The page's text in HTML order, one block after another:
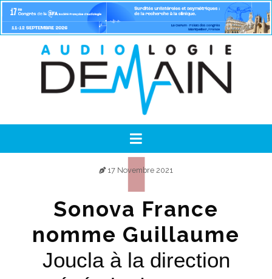
17 Novembre 2021
Sonova France
nomme Guillaume
Joucla à la direction